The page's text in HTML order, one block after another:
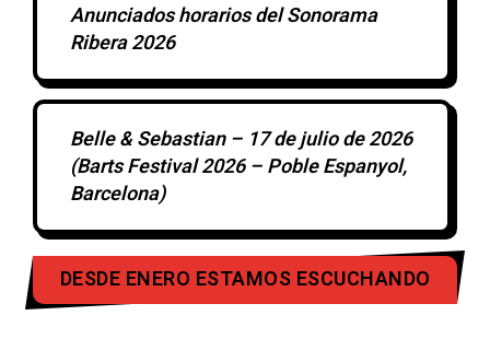
Anunciados horarios del Sonorama
Ribera 2026
Belle & Sebastian – 17 de julio de 2026
(Barts Festival 2026 – Poble Espanyol,
Barcelona)
DESDE ENERO ESTAMOS ESCUCHANDO